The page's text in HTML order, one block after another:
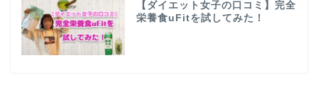
【ダイエット女子の口コミ】完全
栄養食uFitを試してみた！